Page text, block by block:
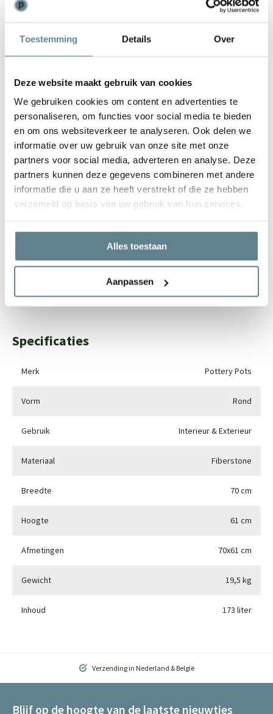
Toestemming Details Over
Deze website maakt gebruik van cookies
We gebruiken cookies om content en advertenties te
personaliseren, om functies voor social media te bieden
en om ons websiteverkeer te analyseren. Ook delen we
informatie over uw gebruik van onze site met onze
partners voor social media, adverteren en analyse. Deze
partners kunnen deze gegevens combineren met andere
informatie die u aan ze heeft verstrekt of die ze hebben
verzameld op basis van uw gebruik van hun services.
Alles toestaan
Aanpassen
Weinig onderhoud
De plantenbak is zeer gemakkelijk in onderhoud. Is de plantenbak
borstel of doek en met lauw water. Gebruik
geen
We staan voor je klaar
Wil je advies of heb je een vraag? Neem contact op met ons
team!
Bel0344-228104
Mailinfo@polyesterplantenbakken.nl
0344-228104
Specificaties
Merk Pottery Pots
Vorm Rond
Gebruik Interieur & Exterieur
Materiaal Fiberstone
Breedte 70 cm
Hoogte 61 cm
Afmetingen 70x61 cm
Gewicht 19,5 kg
Inhoud 173 liter
Verzending in Nederland & België
Blijf op de hoogte van de laatste nieuwtjes